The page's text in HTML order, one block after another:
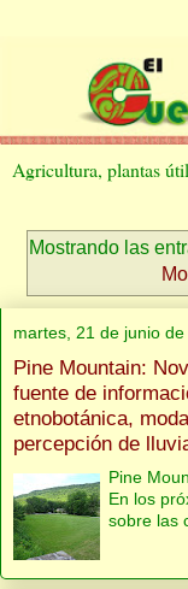
Agricultura, plantas
Mostrando las
martes, 21 de junio
Pine Mountain:
fuente de
etnobotánica,
percepción de
Pine
En los
sobre las